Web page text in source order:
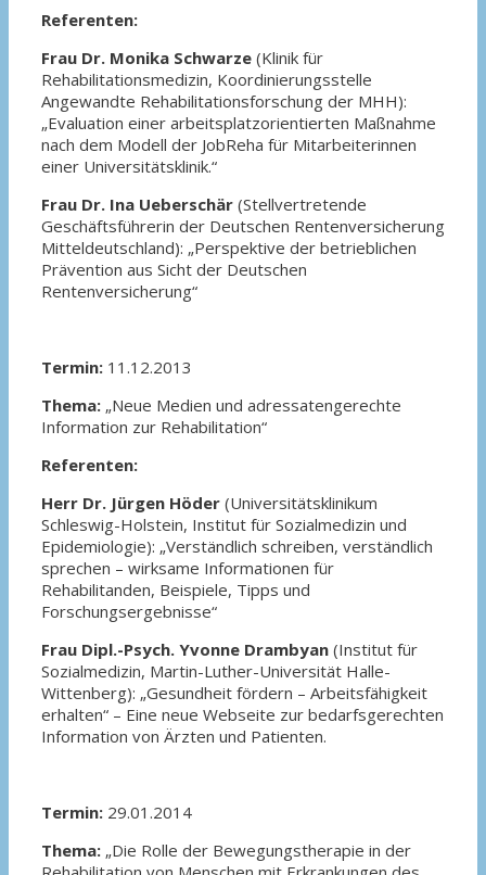
Referenten:
Frau Dr. Monika Schwarze (Klinik für
Rehabilitationsmedizin, Koordinierungsstelle
Angewandte Rehabilitationsforschung der MHH):
„Evaluation einer arbeitsplatzorientierten Maßnahme
nach dem Modell der JobReha für Mitarbeiterinnen
einer Universitätsklinik.“
Frau Dr. Ina Ueberschär (Stellvertretende
Geschäftsführerin der Deutschen Rentenversicherung
Mitteldeutschland): „Perspektive der betrieblichen
Prävention aus Sicht der Deutschen
Rentenversicherung“
Termin: 11.12.2013
Thema: „Neue Medien und adressatengerechte
Information zur Rehabilitation“
Referenten:
Herr Dr. Jürgen Höder (Universitätsklinikum
Schleswig-Holstein, Institut für Sozialmedizin und
Epidemiologie): „Verständlich schreiben, verständlich
sprechen – wirksame Informationen für
Rehabilitanden, Beispiele, Tipps und
Forschungsergebnisse“
Frau Dipl.-Psych. Yvonne Drambyan (Institut für
Sozialmedizin, Martin-Luther-Universität Halle-
Wittenberg): „Gesundheit fördern – Arbeitsfähigkeit
erhalten“ – Eine neue Webseite zur bedarfsgerechten
Information von Ärzten und Patienten.
Termin: 29.01.2014
Thema: „Die Rolle der Bewegungstherapie in der